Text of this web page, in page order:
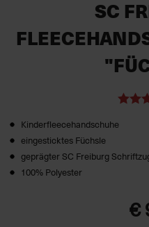
SC
Kinderfleecehandschuhe
eingesticktes Füchsle
geprägter SC Freiburg
100% Polyester
€